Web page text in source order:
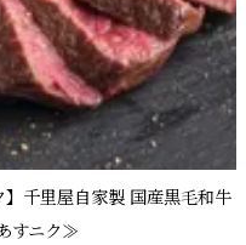
千里屋自家製 国産黒毛和牛
すニク≫